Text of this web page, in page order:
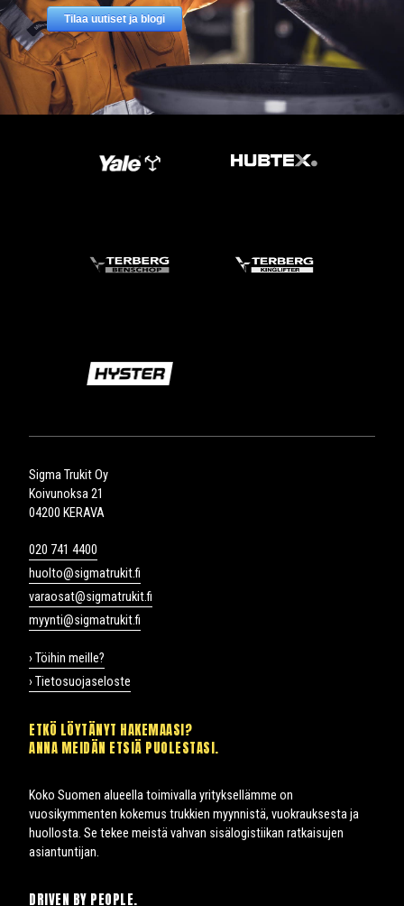
Sigma Trukit Oy
Koivunoksa 21
04200 KERAVA
020 741 4400
huolto@sigmatrukit.fi
varaosat@sigmatrukit.fi
myynti@sigmatrukit.fi
› Töihin meille?
› Tietosuojaseloste
ETKÖ LÖYTÄNYT HAKEMAASI?
ANNA MEIDÄN ETSIÄ PUOLESTASI.
Koko Suomen alueella toimivalla yrityksellämme on
vuosikymmenten kokemus trukkien myynnistä, vuokrauksesta ja
huollosta. Se tekee meistä vahvan sisälogistiikan ratkaisujen
asiantuntijan.
DRIVEN BY PEOPLE.